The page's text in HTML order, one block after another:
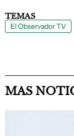
TEMAS
El Observador TV
MAS